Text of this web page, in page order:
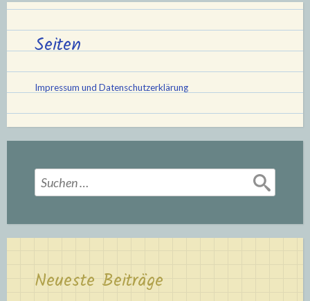
Seiten
Impressum und Datenschutzerklärung
Suchen
nach:
Neueste Beiträge